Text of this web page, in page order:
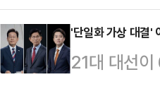
끝장낼 것인
논란과 김문
다만 이번
보수 과표집
공동정부 운
어민주당 후
확고히 했다
'단일화 가상 대
21대 대선